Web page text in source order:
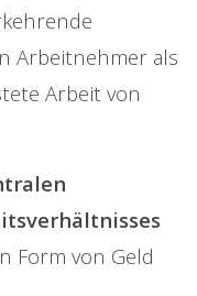
Arbeitnehmer als
Arbeit von
Form von Geld